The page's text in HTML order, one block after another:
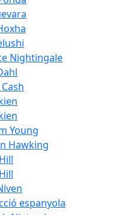
Nightingale
Young
Hawking
espanyola